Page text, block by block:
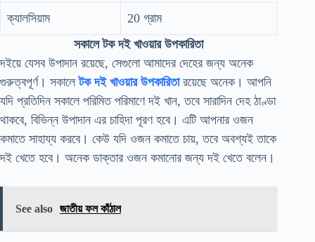
ক্যালসিয়াম
20 গ্রাম
সকালে টক দই খাওয়ার উপকারিতা
দইয়ে যেসব উপাদান রয়েছে, সেগুলো আমাদের দেহের জন্য অনেক
গুরুত্বপূর্ণ। সকালে টক দই খাওয়ার উপকারিতারয়েছে অনেক। আপনি
যদি প্রতিদিন সকালে পরিমিত পরিমাণে দই খান, তবে সারাদিন দেহ ঠাণ্ডা
থাকবে, বিভিন্ন উপাদান এর চাহিদা পূরণ হবে। এটি আপনার ওজন
কমাতে সাহায্য করবে। কেউ যদি ওজন কমাতে চায়, তবে অবশ্যই তাকে
দই খেতে হবে। অনেক ডাক্তার ওজন কমানোর জন্য দই খেতে বলেন।
See also জাতীয় ফল কাঁঠাল